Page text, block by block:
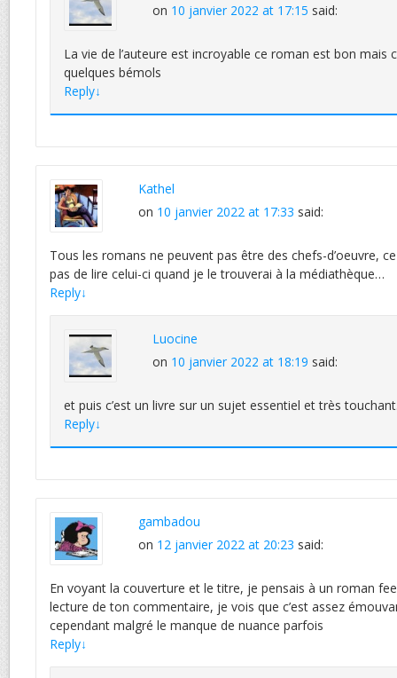
on 10 janvier 2022 at 17:15 said:
La vie de l’auteure est incroyable ce roman est bon mais
quelques bémols
Reply↓
Kathel
on 10 janvier 2022 at 17:33 said:
Tous les romans ne peuvent pas être des chefs-d’oeuvre,
pas de lire celui-ci quand je le trouverai à la médiathèque…
Reply↓
Luocine
on 10 janvier 2022 at 18:19 said:
et puis c’est un livre sur un sujet essentiel et très
Reply↓
gambadou
on 12 janvier 2022 at 20:23 said:
En voyant la couverture et le titre, je pensais à un roman
lecture de ton commentaire, je vois que c’est assez
cependant malgré le manque de nuance parfois
Reply↓